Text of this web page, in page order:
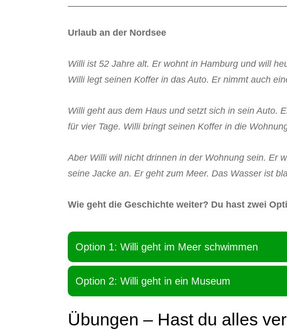
Urlaub an der Nordsee
Willi ist 52 Jahre alt. Er wohnt in Hamburg und will
Willi legt seinen Koffer in das Auto. Er nimmt auch
Willi geht aus dem Haus und setzt sich in sein Auto.
für vier Tage. Willi bringt seinen Koffer in die
Aber Willi will nicht drinnen in der Wohnung sein. Er
seine Jacke an. Er geht zum Meer. Das Wasser ist
Wie geht die Geschichte weiter? Du hast zwei
Option 1: Willi geht im Meer schwimmen
Option 2: Willi geht in ein Museum
Übungen – Hast du alles